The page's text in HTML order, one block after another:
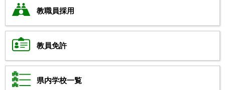
教職員採用
教員免許
県内学校一覧